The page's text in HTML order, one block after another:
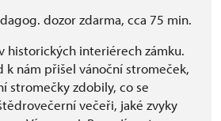
dozor zdarma, cca 75 min.
historických interiérech zámku.
k nám přišel vánoční stromeček,
stromečky zdobily, co se
večeři, jaké zvyky